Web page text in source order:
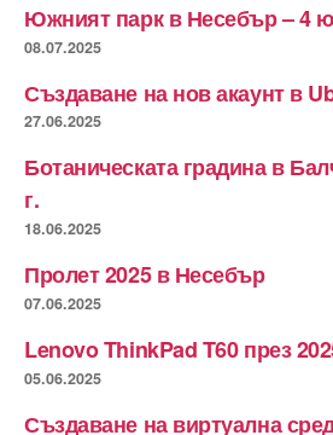
Южният парк в Несебър – 4
08.07.2025
Създаване на нов акаунт в
27.06.2025
Ботаническата градина в
г.
18.06.2025
Пролет 2025 в Несебър
07.06.2025
Lenovo ThinkPad T60 през
05.06.2025
Създаване на виртуална